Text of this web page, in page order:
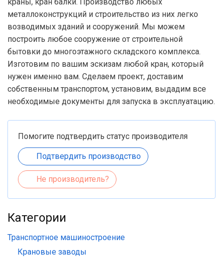
металлоконструкций и строительство из них легко
возводимых зданий и сооружений. Мы можем
построить любое сооружение от строительной
бытовки до многоэтажного складского комплекса.
Изготовим по вашим эскизам любой кран, который
нужен именно вам. Сделаем проект, доставим
собственным транспортом, установим, выдадим все
необходимые документы для запуска в эксплуатацию.
Помогите подтвердить статус производителя
Подтвердить производство
Не производитель?
Категории
Транспортное машиностроение
Крановые заводы